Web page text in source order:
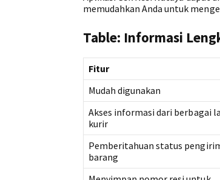
memudahkan Anda untuk
Table: Informasi
Fitur
Mudah digunakan
Akses informasi dari berbagai
kurir
Pemberitahuan status
barang